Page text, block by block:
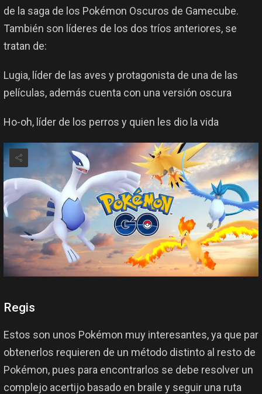
de la saga de los Pokémon Oscuros de Gamecube.
También son líderes de los dos tríos anteriores, se
tratan de:
Lugia, líder de las aves y protagonista de una de las
películas, además cuenta con una versión oscura
Ho-oh, líder de los perros y quien les dio la vida
Regis
Estos son unos Pokémon muy interesantes, ya que par
obtenerlos requieren de un método distinto al resto de
Pokémon, pues para encontrarlos se debe resolver un
complejo acertijo basado en braile y seguir una ruta